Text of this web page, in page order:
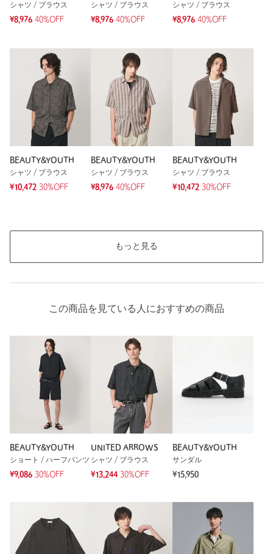
もっと見る
シャツ / ブラウス
¥8,976 40%OFF
シャツ / ブラウス
¥8,976 40%OFF
シャツ / ブラウス
¥8,976 40%OFF
BEAUTY&YOUTH
シャツ / ブラウス
¥10,472 30%OFF
BEAUTY&YOUTH
シャツ / ブラウス
¥8,976 40%OFF
BEAUTY&YOUTH
シャツ / ブラウス
¥10,472 30%OFF
もっと見る
この商品を見ている人におすすめの商品
BEAUTY&YOUTH
ショート / ハーフパンツ
¥9,086 30%OFF
UNITED ARROWS
シャツ / ブラウス
¥13,244 30%OFF
BEAUTY&YOUTH
サンダル
¥15,950